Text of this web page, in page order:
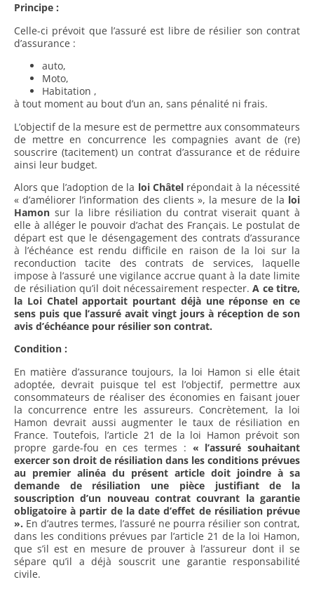
Principe :
Celle-ci prévoit que l’assuré est libre de résilier son contrat
d’assurance :
auto,
Moto,
Habitation ,
à tout moment au bout d’un an, sans pénalité ni frais.
L’objectif de la mesure est de permettre aux consommateurs
de mettre en concurrence les compagnies avant de (re)
souscrire (tacitement) un contrat d’assurance et de réduire
ainsi leur budget.
Alors que l’adoption de la loi Châtelrépondait à la nécessité
« d’améliorer l’information des clients », la mesure de la loi
Hamon sur la libre résiliation du contrat viserait quant à
elle à alléger le pouvoir d’achat des Français. Le postulat de
départ est que le désengagement des contrats d’assurance
à l’échéance est rendu difficile en raison de la loi sur la
reconduction tacite des contrats de services, laquelle
impose à l’assuré une vigilance accrue quant à la date limite
de résiliation qu’il doit nécessairement respecter. A ce titre,
la Loi Chatel apportait pourtant déjà une réponse en ce
sens puis que l’assuré avait vingt jours à réception de son
avis d’échéance pour résilier son contrat.
Condition :
En matière d’assurance toujours, la loi Hamon si elle était
adoptée, devrait puisque tel est l’objectif, permettre aux
consommateurs de réaliser des économies en faisant jouer
la concurrence entre les assureurs. Concrètement, la loi
Hamon devrait aussi augmenter le taux de résiliation en
France. Toutefois, l’article 21 de la loi Hamon prévoit son
propre garde-fou en ces termes : « l’assuré souhaitant
exercer son droit de résiliation dans les conditions prévues
au premier alinéa du présent article doit joindre à sa
demande de résiliation une pièce justifiant de la
souscription d’un nouveau contrat couvrant la garantie
obligatoire à partir de la date d’effet de résiliation prévue
». En d’autres termes, l’assuré ne pourra résilier son contrat,
dans les conditions prévues par l’article 21 de la loi Hamon,
que s’il est en mesure de prouver à l’assureur dont il se
sépare qu’il a déjà souscrit une garantie responsabilité
civile.